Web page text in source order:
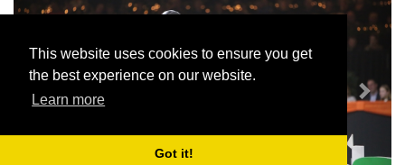
This website uses cookies to ensure you get
the best experience on our website.
Learn more
Got it!
Previous Next